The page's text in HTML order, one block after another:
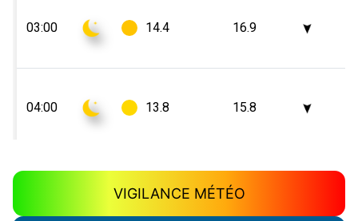
VIGILANCE MÉTÉO